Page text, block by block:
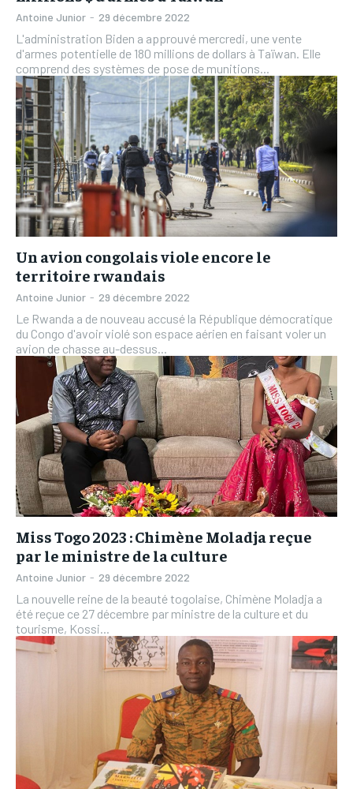
Antoine Junior - 29 décembre 2022
L'administration Biden a approuvé mercredi, une vente
d'armes potentielle de 180 millions de dollars à Taïwan. Elle
comprend des systèmes de pose de munitions...
Un avion congolais viole encore le
territoire rwandais
Antoine Junior - 29 décembre 2022
Le Rwanda a de nouveau accusé la République démocratique
du Congo d'avoir violé son espace aérien en faisant voler un
avion de chasse au-dessus...
Miss Togo 2023 : Chimène Moladja reçue
par le ministre de la culture
Antoine Junior - 29 décembre 2022
La nouvelle reine de la beauté togolaise, Chimène Moladja a
été reçue ce 27 décembre par ministre de la culture et du
tourisme, Kossi...